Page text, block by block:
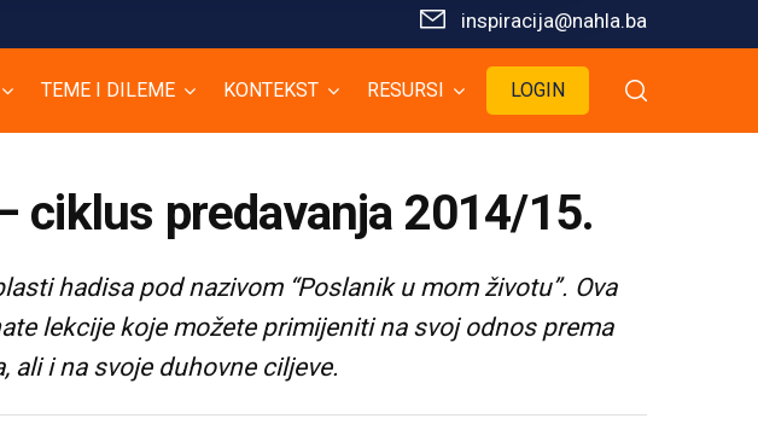
inspiracija@nahla.bа
TEME I DILEME KONTEKST RESURSI LOGIN
ciklus predavanja 2014/15.
hadisa pod nazivom “Poslanik u mom životu”. Ova
lekcije koje možete primijeniti na svoj odnos prema
ali i na svoje duhovne ciljeve.